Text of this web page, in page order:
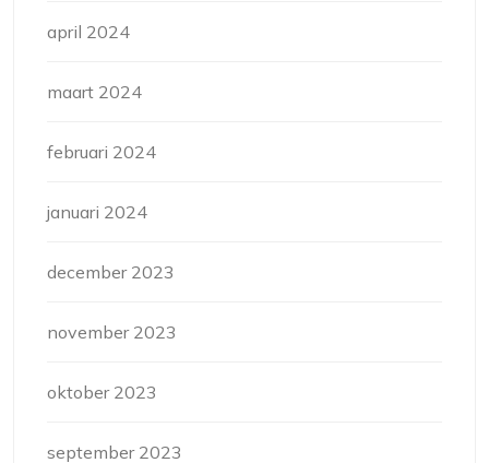
april 2024
maart 2024
februari 2024
januari 2024
december 2023
november 2023
oktober 2023
september 2023